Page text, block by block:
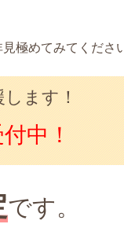
極めてみてください
します！
中！
です。